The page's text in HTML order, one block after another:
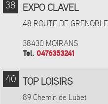
38 EXPO CLAVEL
48 ROUTE DE GRENOBLE
38430 MOIRANS
Tel. 0476353241
40 TOP LOISIRS
89 Chemin de Lubet